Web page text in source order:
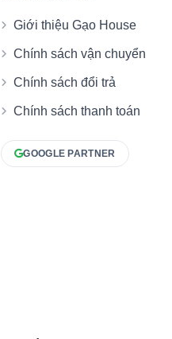
Giới thiệu Gạo House
Chính sách vận chuyển
Chính sách đổi trả
Chính sách thanh toán
GOOGLE PARTNER